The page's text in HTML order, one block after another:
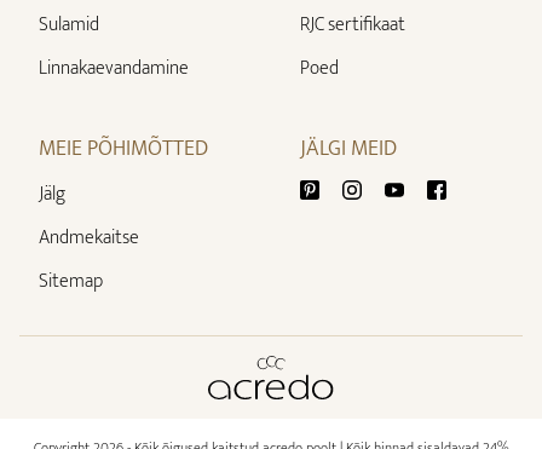
Sulamid
Linnakaevandamine
RJC sertifikaat
Poed
MEIE PÕHIMÕTTED
Jälg
Andmekaitse
Sitemap
JÄLGI MEID